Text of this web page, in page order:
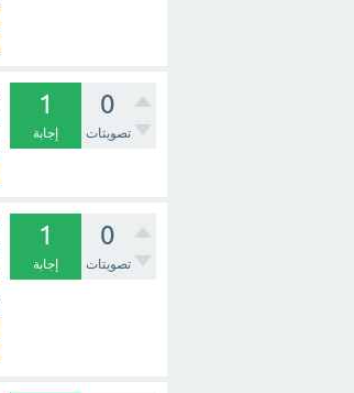
0
تصويتات
1
إجابة
0
تصويتات
1
إجابة